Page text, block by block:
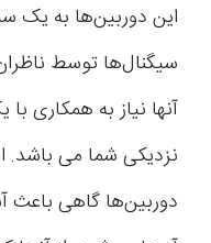
این دوربین‌ها به یک
سیگنال‌ها توسط
آنها نیاز به همکاری
نزدیکی شما می باشد.
دوربین‌ها گاهی